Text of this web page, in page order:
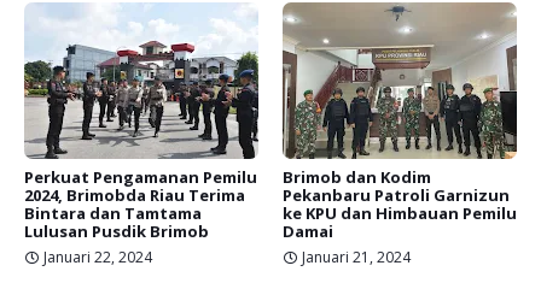
Perkuat Pengamanan Pemilu
2024, Brimobda Riau Terima
Bintara dan Tamtama
Lulusan Pusdik Brimob
Januari 22, 2024
Brimob dan Kodim
Pekanbaru Patroli Garnizun
ke KPU dan Himbauan Pemilu
Damai
Januari 21, 2024